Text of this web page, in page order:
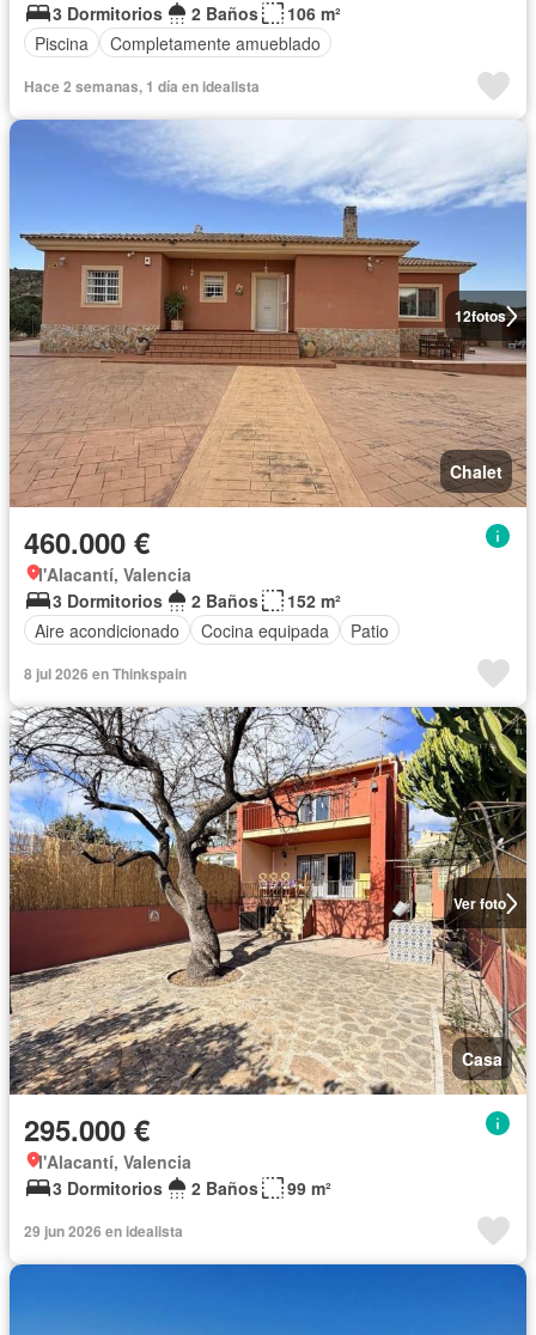
3 Dormitorios
2 Baños
106 m²
Piscina
Completamente amueblado
Hace 2 semanas, 1 día en idealista
12fotos
Chalet
460.000 €
l'Alacantí, Valencia
3 Dormitorios
2 Baños
152 m²
Aire acondicionado
Cocina equipada Patio
8 jul 2026 en Thinkspain
Ver foto
Casa
295.000 €
l'Alacantí, Valencia
3 Dormitorios
2 Baños 99 m²
29 jun 2026 en idealista